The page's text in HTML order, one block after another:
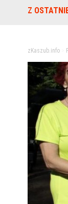
Z
Na terenie
zKaszub.info>